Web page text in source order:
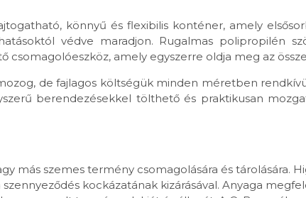
könnyű és flexibilis konténer, amely
védve maradjon. Rugalmas polipropilén
csomagolóeszköz, amely egyszerre oldja meg az
de fajlagos költségük minden méretben
berendezésekkel tölthető és praktikusan
más szemes termény csomagolására és tárolására.
kockázatának kizárásával. Anyaga